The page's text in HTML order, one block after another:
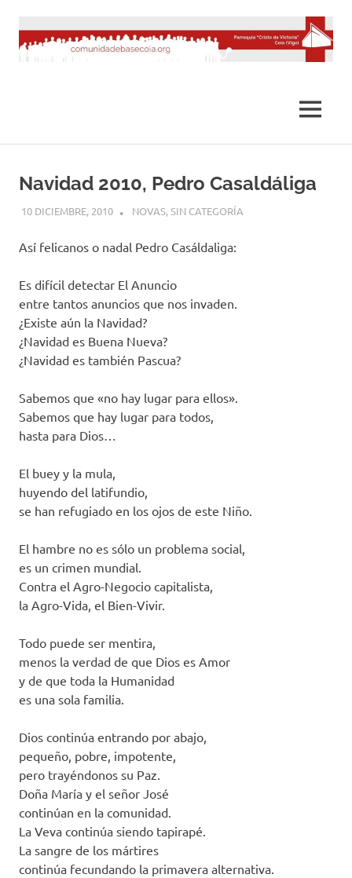
contenido
MENÚ
Navidad 2010, Pedro Casaldáliga
10 DICIEMBRE, 2010 DESARROLLO
NOVAS,SIN CATEGORÍA
Así felicanos o nadal Pedro Casáldaliga:
Es difícil detectar El Anuncio
entre tantos anuncios que nos invaden.
¿Existe aún la Navidad?
¿Navidad es Buena Nueva?
¿Navidad es también Pascua?
Sabemos que «no hay lugar para ellos».
Sabemos que hay lugar para todos,
hasta para Dios…
El buey y la mula,
huyendo del latifundio,
se han refugiado en los ojos de este Niño.
El hambre no es sólo un problema social,
es un crimen mundial.
Contra el Agro-Negocio capitalista,
la Agro-Vida, el Bien-Vivir.
Todo puede ser mentira,
menos la verdad de que Dios es Amor
y de que toda la Humanidad
es una sola familia.
Dios continúa entrando por abajo,
pequeño, pobre, impotente,
pero trayéndonos su Paz.
Doña María y el señor José
continúan en la comunidad.
La Veva continúa siendo tapirapé.
La sangre de los mártires
continúa fecundando la primavera alternativa.